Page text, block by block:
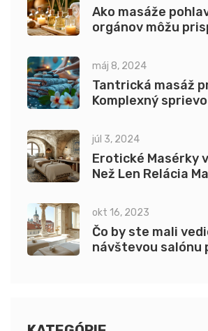
Ako masáže
orgánov môžu
máj 8, 2024
Tantrická masáž
Komplexný
júl 3, 2024
Erotické Masérky
Než Len Relácia
okt 16, 2023
Čo by ste mali
návštevou salónu